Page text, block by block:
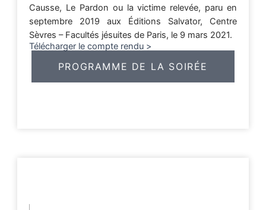
Causse, Le Pardon ou la victime relevée, paru en
septembre 2019 aux Éditions Salvator, Centre
Sèvres – Facultés jésuites de Paris, le 9 mars 2021.
Télécharger le compte rendu >
PROGRAMME DE LA SOIRÉE